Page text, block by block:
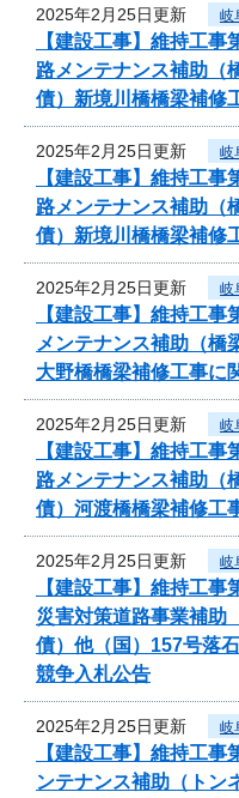
2025年2月25日更新 岐
【建設工事】維持工
路メンテナンス補助（
債）新境川橋橋梁補修
2025年2月25日更新 岐
【建設工事】維持工
路メンテナンス補助（
債）新境川橋橋梁補修
2025年2月25日更新 岐
【建設工事】維持工
メンテナンス補助（橋
大野橋橋梁補修工事に
2025年2月25日更新 岐
【建設工事】維持工
路メンテナンス補助（
債）河渡橋橋梁補修工
2025年2月25日更新 岐
【建設工事】維持工
災害対策道路事業補助
債）他（国）157号落
競争入札公告
2025年2月25日更新 岐
【建設工事】維持工
ンテナンス補助（トン